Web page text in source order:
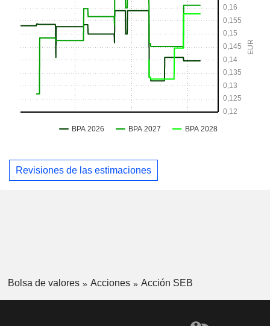
Revisiones de las estimaciones
Bolsa de valores Acciones Acción SEB